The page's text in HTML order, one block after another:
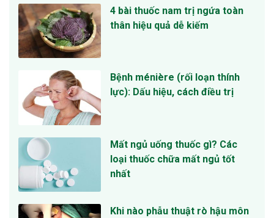
4 bài thuốc nam trị ngứa toàn
thân hiệu quả dễ kiếm
Bệnh ménière (rối loạn thính
lực): Dấu hiệu, cách điều trị
Mất ngủ uống thuốc gì? Các
loại thuốc chữa mất ngủ tốt
nhất
Khi nào phẫu thuật rò hậu môn